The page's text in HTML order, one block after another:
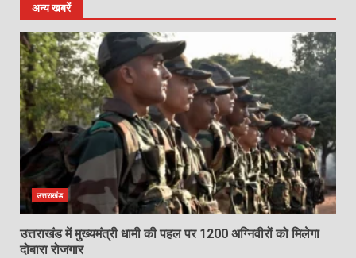
अन्य खबरें
उत्तराखंड
उत्तराखंड में मुख्यमंत्री धामी की पहल पर 1200 अग्निवीरों को मिलेगा
दोबारा रोजगार